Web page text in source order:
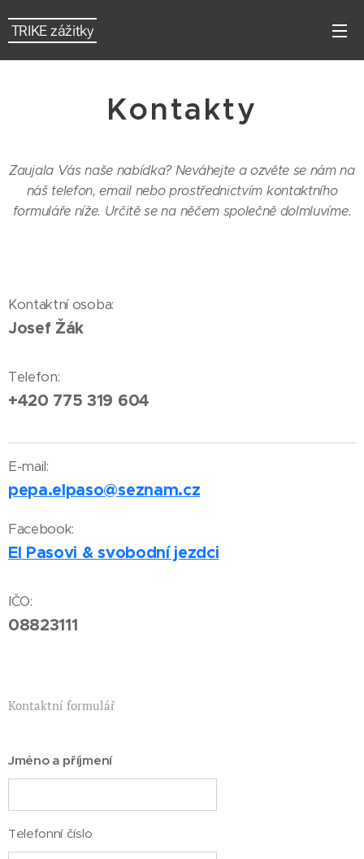
TRIKE zážitky
Kontakty
Zaujala Vás naše nabídka? Neváhejte a ozvěte se nám na
náš telefon, email nebo prostřednictvím kontaktního
formuláře níže. Určitě se na něčem společně dolmluvíme.
Kontaktní osoba:
Josef Žák
Telefon:
+420 775 319 604
E-mail:
pepa.elpaso@seznam.cz
Facebook:
El Pasovi & svobodní jezdci
IČO:
08823111
Kontaktní formulář
Jméno a příjmení
Telefonní číslo